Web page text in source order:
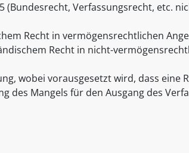
(Bundesrecht, Verfassungsrecht, etc.
Recht in vermögensrechtlichen
Recht in nicht-
wobei vorausgesetzt wird, dass eine
des Mangels für den Ausgang des